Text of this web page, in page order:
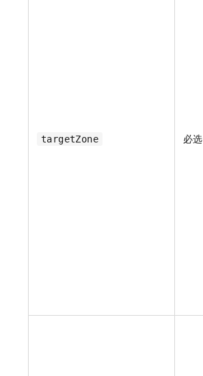
targetZone 必选